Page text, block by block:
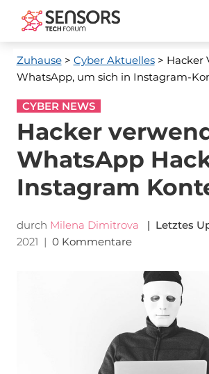
Zuhause> Cyber ​​Aktuelles> Hacker
WhatsApp, um sich in Instagram-
CYBER NEWS
Hacker
WhatsApp
Instagram
durch Milena Dimitrova | Letztes
2021 | 0 Kommentare